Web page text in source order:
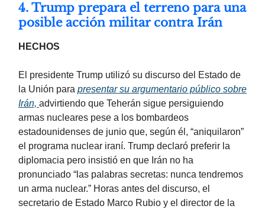
4. Trump prepara el terreno para una
posible acción militar contra Irán
HECHOS
El presidente Trump utilizó su discurso del Estado de
la Unión para presentar su argumentario público sobre
Irán, advirtiendo que Teherán sigue persiguiendo
armas nucleares pese a los bombardeos
estadounidenses de junio que, según él, “aniquilaron”
el programa nuclear iraní. Trump declaró preferir la
diplomacia pero insistió en que Irán no ha
pronunciado “las palabras secretas: nunca tendremos
un arma nuclear.” Horas antes del discurso, el
secretario de Estado Marco Rubio y el director de la